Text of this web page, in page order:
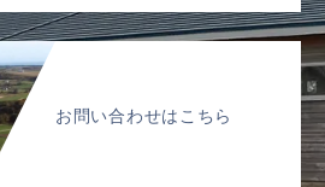
お問い合わせはこちら